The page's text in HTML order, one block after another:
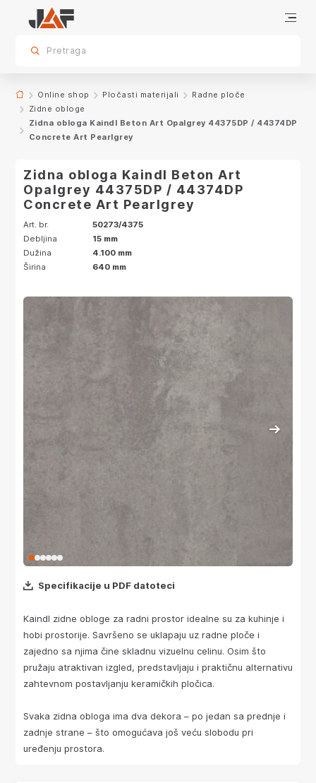
sr.skip-to.main-content
sr.skip-to.table-of-contents
sr.skip-to.main-navigation
Specifikacije
Karakteristike
Pretraga
Online shop Pločasti materijali
Radne ploče
Zidne obloge
Zidna obloga Kaindl Beton Art Opalgrey 44375DP / 44374DP
Concrete Art Pearlgrey
Zidna obloga Kaindl Beton Art
Opalgrey 44375DP / 44374DP
Concrete Art Pearlgrey
Art. br.
50273/4375
Debljina
15 mm
Dužina
4.100 mm
Širina
640 mm
Specifikacije u PDF datoteci
Kaindl zidne obloge za radni prostor idealne su za kuhinje i
hobi prostorije. Savršeno se uklapaju uz radne ploče i
zajedno sa njima čine skladnu vizuelnu celinu. Osim što
pružaju atraktivan izgled, predstavljaju i praktičnu alternativu
zahtevnom postavljanju keramičkih pločica.
Svaka zidna obloga ima dva dekora – po jedan sa prednje i
zadnje strane – što omogućava još veću slobodu pri
uređenju prostora.